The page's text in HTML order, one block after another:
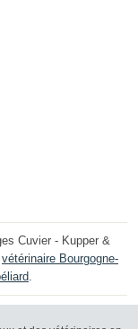
Cuvier - Kupper &
vétérinaire Bourgogne-
.